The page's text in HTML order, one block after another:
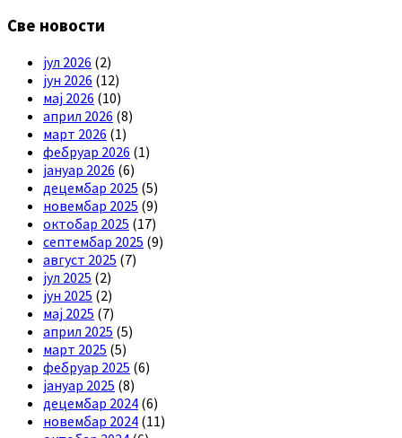
Све новости
јул 2026 (2)
јун 2026 (12)
мај 2026 (10)
април 2026 (8)
март 2026 (1)
фебруар 2026 (1)
јануар 2026 (6)
децембар 2025 (5)
новембар 2025 (9)
октобар 2025 (17)
септембар 2025 (9)
август 2025 (7)
јул 2025 (2)
јун 2025 (2)
мај 2025 (7)
април 2025 (5)
март 2025 (5)
фебруар 2025 (6)
јануар 2025 (8)
децембар 2024 (6)
новембар 2024 (11)